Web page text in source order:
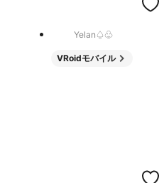
Yelan♤♧
VRoidモバイル